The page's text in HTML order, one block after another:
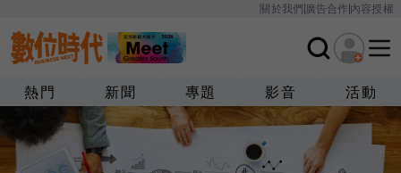
關於我們廣告合作內容授權
熱門 新聞 專題 影音 活動